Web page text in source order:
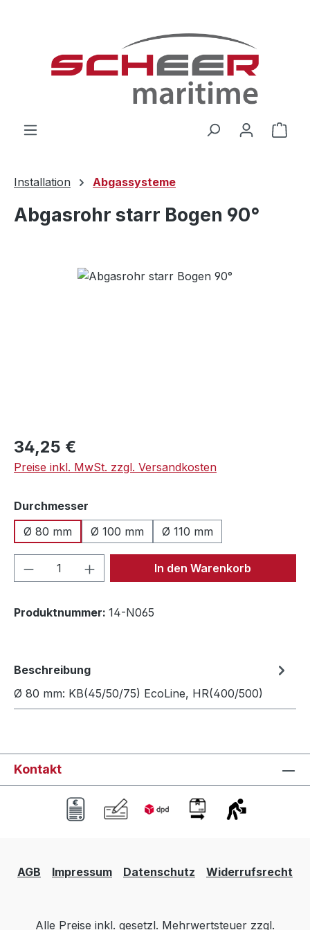
Installation Abgassysteme
Abgasrohr starr Bogen 90°
Bildergalerie überspringen
Regulärer Preis:
34,25 €
Preise inkl. MwSt. zzgl. Versandkosten
Durchmesser
Ø 80 mm
Ø 100 mm Ø 110 mm
Produkt Anzahl: Gib denIn den Warenkorb
Produktnummer: 14-N065
Beschreibung
Ø 80 mm: KB(45/50/75) EcoLine, HR(400/500)
Kontakt
AGB Impressum Datenschutz Widerrufsrecht
Alle Preise inkl. gesetzl. Mehrwertsteuer zzgl.